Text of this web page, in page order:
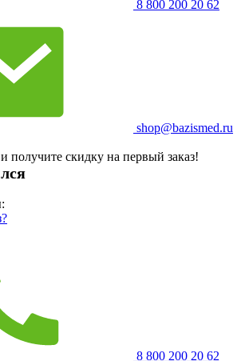
8 800 200 20 62
shop@bazismed.ru
и получите скидку на первый заказ!
8 800 200 20 62